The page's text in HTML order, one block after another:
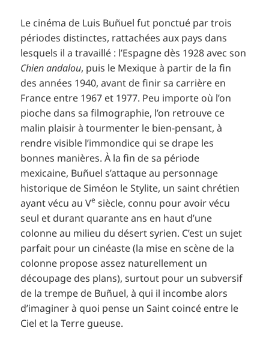
Le cinéma de Luis Buñuel fut ponctué par trois
périodes distinctes, rattachées aux pays dans
lesquels il a travaillé : l’Espagne dès 1928 avec son
Chien andalou, puis le Mexique à partir de la fin
des années 1940, avant de finir sa carrière en
France entre 1967 et 1977. Peu importe où l’on
pioche dans sa filmographie, l’on retrouve ce
malin plaisir à tourmenter le bien-pensant, à
rendre visible l’immondice qui se drape les
bonnes manières. À la fin de sa période
mexicaine, Buñuel s’attaque au personnage
historique de Siméon le Stylite, un saint chrétien
ayant vécu au Ve siècle, connu pour avoir vécu
seul et durant quarante ans en haut d’une
colonne au milieu du désert syrien. C’est un sujet
parfait pour un cinéaste (la mise en scène de la
colonne propose assez naturellement un
découpage des plans), surtout pour un subversif
de la trempe de Buñuel, à qui il incombe alors
d’imaginer à quoi pense un Saint coincé entre le
Ciel et la Terre gueuse.